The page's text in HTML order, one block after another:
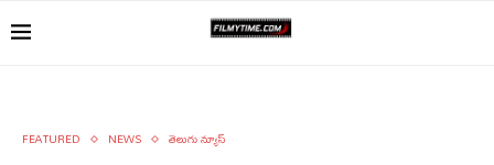
FEATURED NEWS తెలుగు న్యూస్